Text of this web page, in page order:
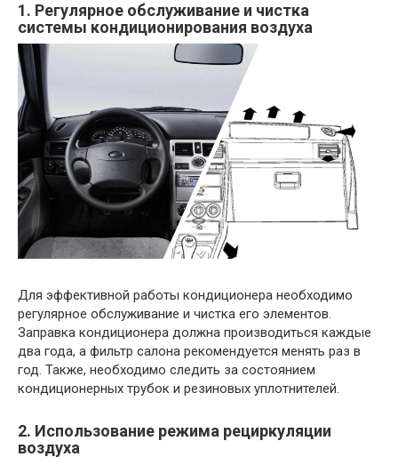
1. Регулярное обслуживание и чистка
системы кондиционирования воздуха
Для эффективной работы кондиционера необходимо
регулярное обслуживание и чистка его элементов.
Заправка кондиционера должна производиться каждые
два года, а фильтр салона рекомендуется менять раз в
год. Также, необходимо следить за состоянием
кондиционерных трубок и резиновых уплотнителей.
2. Использование режима рециркуляции
воздуха